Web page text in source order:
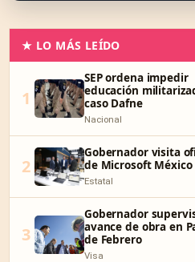
★ LO MÁS LEÍDO
1
SEP ordena impedir
educación
caso Dafne
Nacional
2
Gobernador visita
de Microsoft México
Estatal
3
Gobernador
avance de obra en
de Febrero
Visa